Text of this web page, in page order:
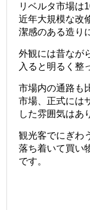
リベルタ市場は
近年大規模な改
潔感のある造り
外観には昔なが
入ると明るく整
市場内の通路も
市場、正式には
した雰囲気はあ
観光客でにぎわ
落ち着いて買い
です。